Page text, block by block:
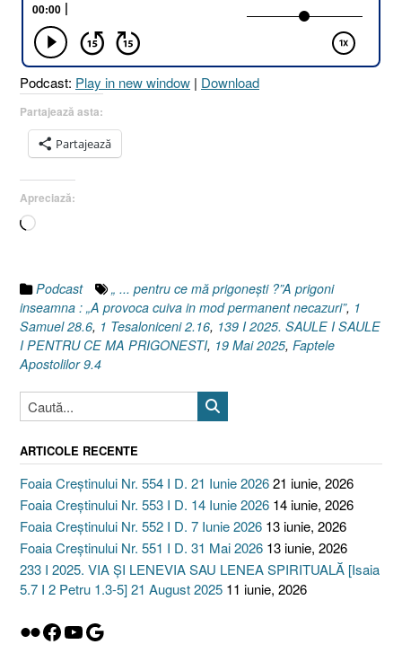
MĂ
PRIGONEȘTI
[Faptele
Apostolilor
19
Mai
2025”
Podcast: Play in new window | Download
Partajează asta:
Partajează
Apreciază:
Încarc...
Podcast
„ ... pentru ce mă prigonești ?”A prigoni
inseamna : „A provoca cuiva in mod permanent necazuri”, 1
Samuel 28.6, 1 Tesaloniceni 2.16, 139 I 2025. SAULE I SAULE
I PENTRU CE MA PRIGONESTI, 19 Mai 2025, Faptele
Apostolilor 9.4
ARTICOLE RECENTE
Foaia Creștinului Nr. 554 I D. 21 Iunie 202621 iunie, 2026
Foaia Creștinului Nr. 553 I D. 14 Iunie 2026 14 iunie, 2026
Foaia Creștinului Nr. 552 I D. 7 Iunie 2026 13 iunie, 2026
Foaia Creștinului Nr. 551 I D. 31 Mai 2026 13 iunie, 2026
233 I 2025. VIA ȘI LENEVIA SAU LENEA SPIRITUALĂ [Isaia
5.7 I 2 Petru 1.3-5] 21 August 2025 11 iunie, 2026
Flickr
Facebook
YouTube
Google